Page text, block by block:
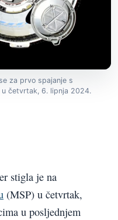
za prvo spajanje s
u četvrtak, 6. lipnja 2024.
stigla je na
(MSP) u četvrtak,
u posljednjem